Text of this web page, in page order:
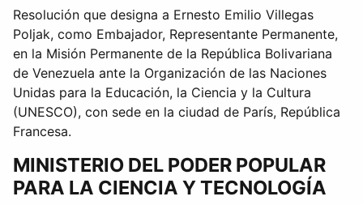
Resolución que designa a Ernesto Emilio Villegas
Poljak, como Embajador, Representante Permanente,
en la Misión Permanente de la República Bolivariana
de Venezuela ante la Organización de las Naciones
Unidas para la Educación, la Ciencia y la Cultura
(UNESCO), con sede en la ciudad de París, República
Francesa.
MINISTERIO DEL PODER POPULAR
PARA LA CIENCIA Y TECNOLOGÍA